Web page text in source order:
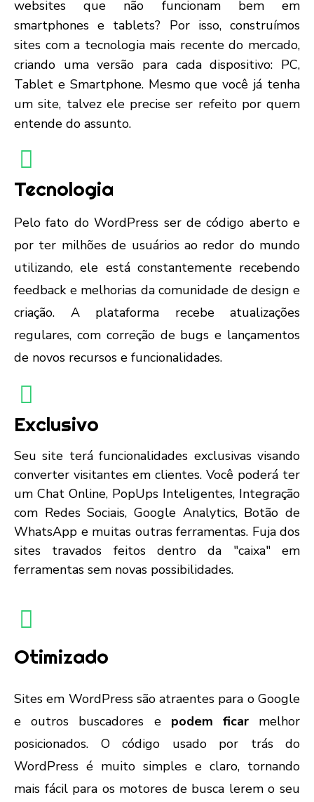
websites que não funcionam bem em
smartphones e tablets? Por isso, construímos
sites com a tecnologia mais recente do mercado,
criando uma versão para cada dispositivo: PC,
Tablet e Smartphone. Mesmo que você já tenha
um site, talvez ele precise ser refeito por quem
entende do assunto.
Tecnologia
Pelo fato do WordPress ser de código aberto e
por ter milhões de usuários ao redor do mundo
utilizando, ele está constantemente recebendo
feedback e melhorias da comunidade de design e
criação. A plataforma recebe atualizações
regulares, com correção de bugs e lançamentos
de novos recursos e funcionalidades.
Exclusivo
Seu site terá funcionalidades exclusivas visando
converter visitantes em clientes. Você poderá ter
um Chat Online, PopUps Inteligentes, Integração
com Redes Sociais, Google Analytics, Botão de
WhatsApp e muitas outras ferramentas. Fuja dos
sites travados feitos dentro da "caixa" em
ferramentas sem novas possibilidades.
Otimizado
Sites em WordPress são atraentes para o Google
e outros buscadores e podem ficarmelhor
posicionados. O código usado por trás do
WordPress é muito simples e claro, tornando
mais fácil para os motores de busca lerem o seu